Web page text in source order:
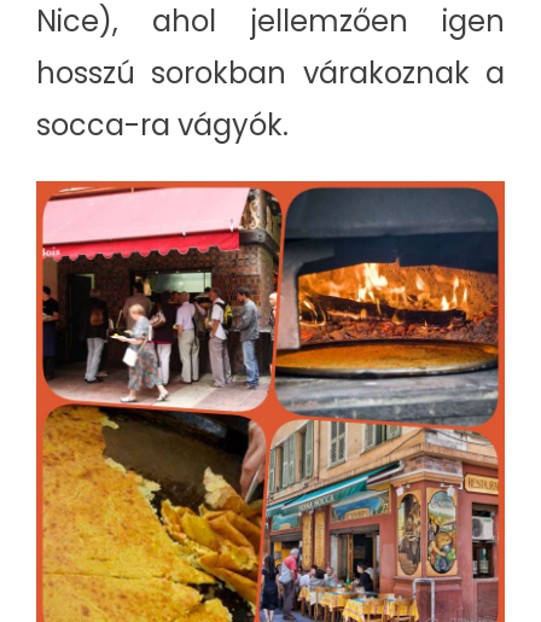
Nice), ahol jellemzően igen
hosszú sorokban várakoznak a
socca-ra vágyók.